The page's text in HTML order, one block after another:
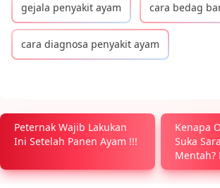
gejala penyakit ayam cara bedag
cara diagnosa penyakit ayam
Peternak Wajib Lakukan
Ini Setelah Panen Ayam !!!
Kenapa
Suka
Mentah?